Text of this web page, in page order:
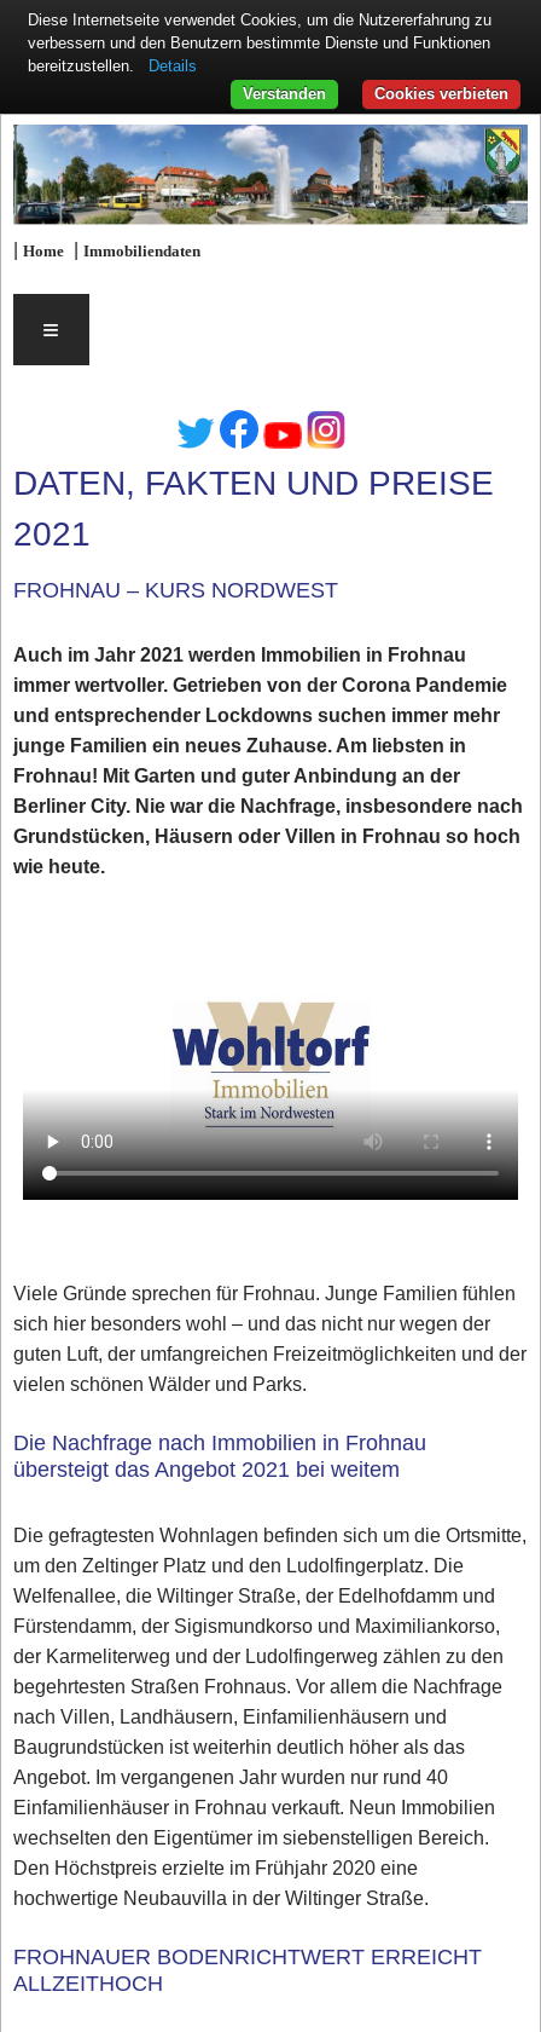
|Home |Immobiliendaten
≡
DATEN, FAKTEN UND PREISE
2021
FROHNAU – KURS NORDWEST
Auch im Jahr 2021 werden Immobilien in Frohnau
immer wertvoller. Getrieben von der Corona Pandemie
und entsprechender Lockdowns suchen immer mehr
junge Familien ein neues Zuhause. Am liebsten in
Frohnau! Mit Garten und guter Anbindung an der
Berliner City. Nie war die Nachfrage, insbesondere nach
Grundstücken, Häusern oder Villen in Frohnau so hoch
wie heute.
Viele Gründe sprechen für Frohnau. Junge Familien fühlen
sich hier besonders wohl – und das nicht nur wegen der
guten Luft, der umfangreichen Freizeitmöglichkeiten und der
vielen schönen Wälder und Parks.
Die Nachfrage nach Immobilien in Frohnau
übersteigt das Angebot 2021 bei weitem
Die gefragtesten Wohnlagen befinden sich um die Ortsmitte,
um den Zeltinger Platz und den Ludolfingerplatz. Die
Welfenallee, die Wiltinger Straße, der Edelhofdamm und
Fürstendamm, der Sigismundkorso und Maximiliankorso,
der Karmeliterweg und der Ludolfingerweg zählen zu den
begehrtesten Straßen Frohnaus. Vor allem die Nachfrage
nach Villen, Landhäusern, Einfamilienhäusern und
Baugrundstücken ist weiterhin deutlich höher als das
Angebot. Im vergangenen Jahr wurden nur rund 40
Einfamilienhäuser in Frohnau verkauft. Neun Immobilien
wechselten den Eigentümer im siebenstelligen Bereich.
Den Höchstpreis erzielte im Frühjahr 2020 eine
hochwertige Neubauvilla in der Wiltinger Straße.
FROHNAUER BODENRICHTWERT ERREICHT
ALLZEITHOCH
Diese Internetseite verwendet Cookies, um die Nutzererfahrung zu
verbessern und den Benutzern bestimmte Dienste und Funktionen
bereitzustellen.
Details
Cookies verbieten
Verstanden